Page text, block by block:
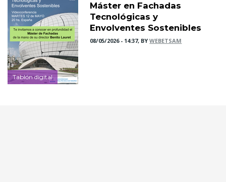
Tablón digital
Máster en Fachadas
Tecnológicas y
Envolventes Sostenibles
08/05/2026 - 14:37, BYWEBETSAM